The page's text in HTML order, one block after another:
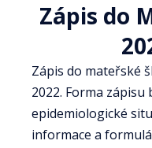
Zápis do
Zápis do mateřské
2022. Forma zápisu
epidemiologické
informace a